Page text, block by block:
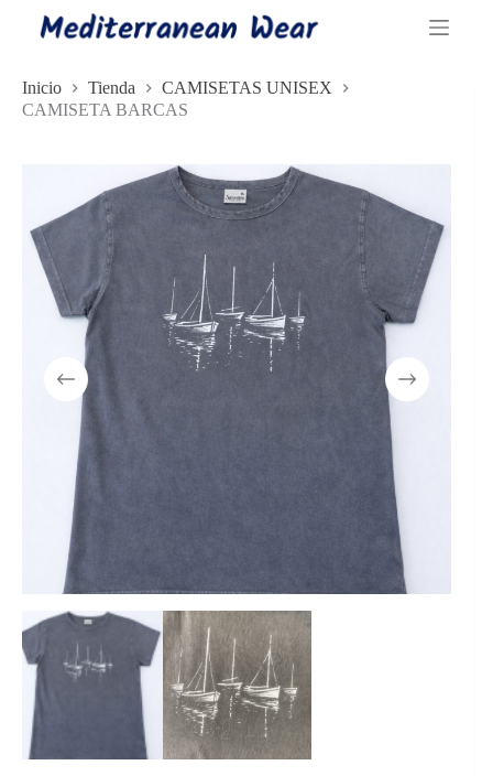
Inicio Tienda
CAMISETAS UNISEX
CAMISETA BARCAS